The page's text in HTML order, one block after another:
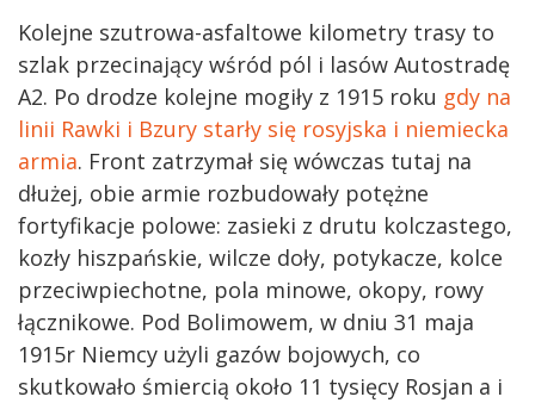
Kolejne szutrowa-asfaltowe kilometry trasy to
szlak przecinający wśród pól i lasów Autostradę
A2. Po drodze kolejne mogiły z 1915 roku gdy na
linii Rawki i Bzury starły się rosyjska i niemiecka
armia. Front zatrzymał się wówczas tutaj na
dłużej, obie armie rozbudowały potężne
fortyfikacje polowe: zasieki z drutu kolczastego,
kozły hiszpańskie, wilcze doły, potykacze, kolce
przeciwpiechotne, pola minowe, okopy, rowy
łącznikowe. Pod Bolimowem, w dniu 31 maja
1915r Niemcy użyli gazów bojowych, co
skutkowało śmiercią około 11 tysięcy Rosjan a i